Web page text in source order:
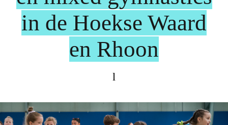
in de Hoekse Waard
en Rhoon
l